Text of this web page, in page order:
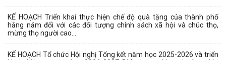
KẾ HOẠCH Triển khai thực hiện chế độ quà tặng của thành phố
hằng năm đối với các đối tượng chính sách xã hội và chúc thọ,
mừng thọ người cao...
KẾ HOẠCH Tổ chức Hội nghị Tổng kết năm học 2025-2026 và triển